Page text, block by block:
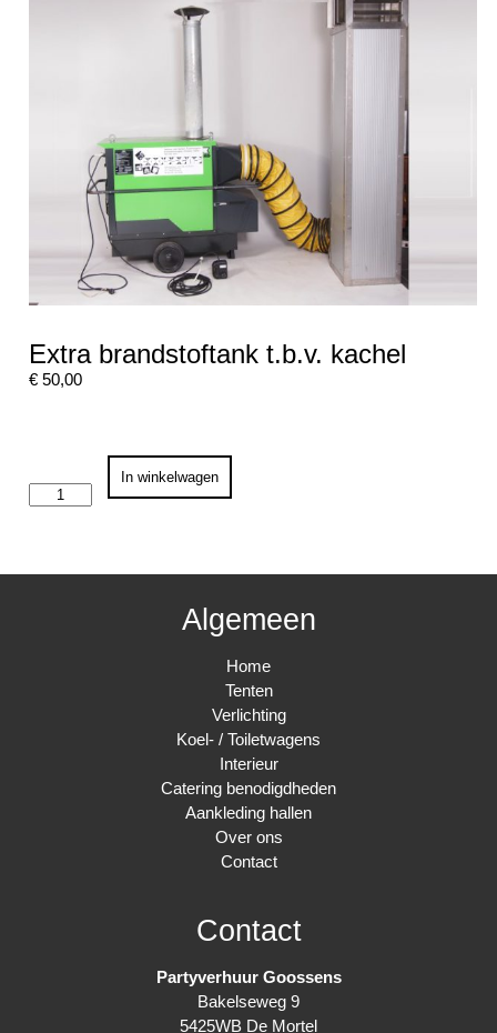
Extra brandstoftank t.b.v. kachel
€ 50,00
brandstoftank
t.b.v.
In winkelwagen
Algemeen
Home
Tenten
Verlichting
Koel- / Toiletwagens
Interieur
Catering benodigdheden
Aankleding hallen
Over ons
Contact
Contact
Partyverhuur Goossens
Bakelseweg 9
5425WB De Mortel